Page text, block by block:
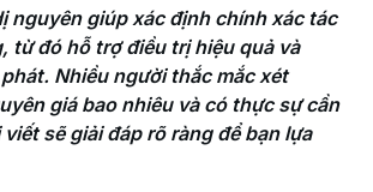
nguyên giúp xác định chính xác tác
từ đó hỗ trợ điều trị hiệu quả và
Nhiều người thắc mắc xét
giá bao nhiêu và có thực sự cần
sẽ giải đáp rõ ràng để bạn lựa